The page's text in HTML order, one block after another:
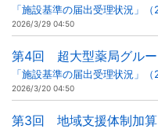
「施設基準の届出受理状況」
2026/3/29 04:50
第4回 超大型薬局グルー
「施設基準の届出受理状況」
2026/3/20 04:50
第3回 地域支援体制加算